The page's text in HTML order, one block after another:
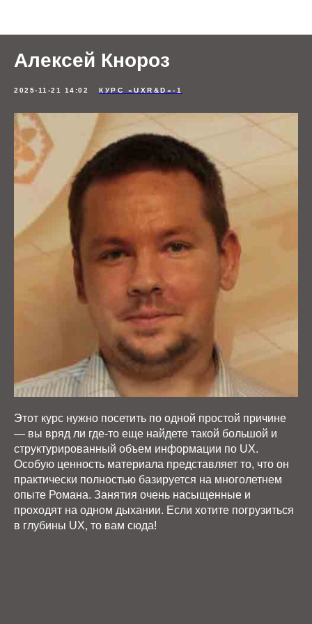
Алексей Кнороз
2025-11-21 14:02 КУРС «UXR&D»-1
Этот курс нужно посетить по одной простой причине
— вы вряд ли где-то еще найдете такой большой и
структурированный объем информации по UX.
Особую ценность материала представляет то, что он
практически полностью базируется на многолетнем
опыте Романа. Занятия очень насыщенные и
проходят на одном дыхании. Если хотите погрузиться
в глубины UX, то вам сюда!